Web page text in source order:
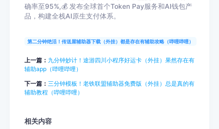
确率至95%,💰 发布全球首个Token Pay服务和AI钱包产
品，构建全栈AI原生支付体系。
第二分钟绝活！传送屋辅助器下载（外挂）都是存在有辅助攻略（哔哩哔哩）
上一篇： 九分钟妙计！途游四川小程序好运卡（外挂）果然存在有
辅助app（哔哩哔哩）
下一篇： 三分钟模板！老铁联盟辅助器免费版（外挂）总是真的有
辅助教程（哔哩哔哩）
相关内容